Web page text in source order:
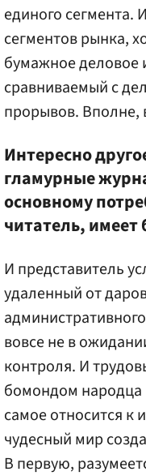
единого сегмента.
сегментов рынка,
бумажное деловое
сравниваемый с
прорывов. Вполне,
Интересно
гламурные
основному
читатель,
И представитель
удаленный от
вовсе не в
контроля. И
бомондом народца
самое относится к
чудесный мир
В первую,